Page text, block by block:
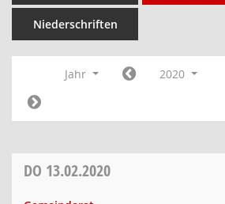
Niederschriften
Jahr 2020
DO 13.02.2020